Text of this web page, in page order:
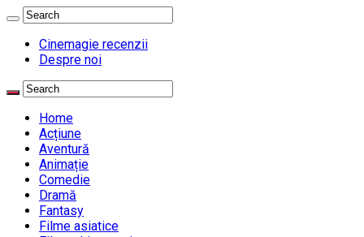
Cinemagie recenzii
Despre noi
Home
Acțiune
Aventură
Animație
Comedie
Dramă
Fantasy
Filme asiatice